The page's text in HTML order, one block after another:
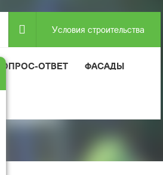
Условия строительства
ВОПРОС-ОТВЕТ ФАСАДЫ